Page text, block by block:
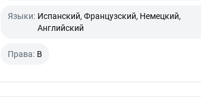
Языки: Испанский, Французский, Немецкий,
Английский
Права: B